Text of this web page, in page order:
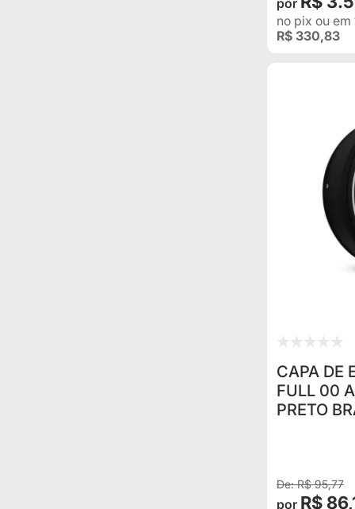
no pix ou em
R$ 330,83
CAPA DE
FULL 00
PRETO
R$ 95,77
R$